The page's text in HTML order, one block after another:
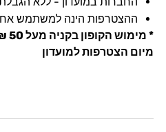
ההצטרפות הינה למשתמש
* מימוש הקופון
מיום הצטרפות למועדון